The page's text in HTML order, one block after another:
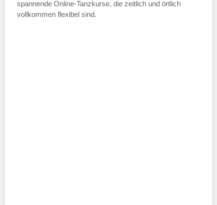
Name der Tanzschule
spannende Online-Tanzkurse, die zeitlich und örtlich
vollkommen flexibel sind.